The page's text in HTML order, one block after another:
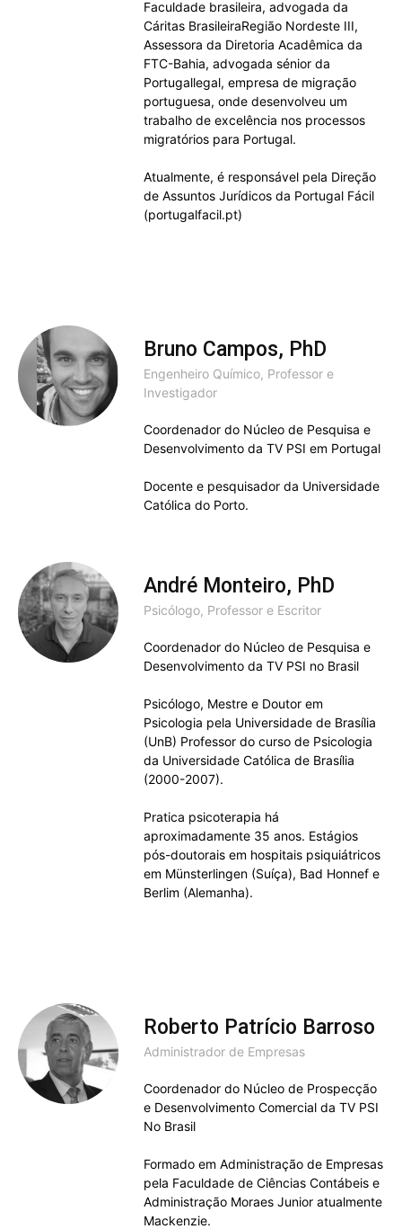
Faculdade brasileira, advogada da
Cáritas BrasileiraRegião Nordeste III,
Assessora da Diretoria Acadêmica da
FTC-Bahia, advogada sénior da
Portugallegal, empresa de migração
portuguesa, onde desenvolveu um
trabalho de excelência nos processos
migratórios para Portugal.
Atualmente, é responsável pela Direção
de Assuntos Jurídicos da Portugal Fácil
(portugalfacil.pt)
Bruno Campos, PhD
Engenheiro Químico, Professor e
Investigador
Coordenador do Núcleo de Pesquisa e
Desenvolvimento da TV PSI em Portugal
Docente e pesquisador da Universidade
Católica do Porto.
André Monteiro, PhD
Psicólogo, Professor e Escritor
Coordenador do Núcleo de Pesquisa e
Desenvolvimento da TV PSI no Brasil
Psicólogo, Mestre e Doutor em
Psicologia pela Universidade de Brasília
(UnB) Professor do curso de Psicologia
da Universidade Católica de Brasília
(2000-2007).
Pratica psicoterapia há
aproximadamente 35 anos. Estágios
pós-doutorais em hospitais psiquiátricos
em Münsterlingen (Suíça), Bad Honnef e
Berlim (Alemanha).
Roberto Patrício Barroso
Administrador de Empresas
Coordenador do Núcleo de Prospecção
e Desenvolvimento Comercial da TV PSI
No Brasil
Formado em Administração de Empresas
pela Faculdade de Ciências Contábeis e
Administração Moraes Junior atualmente
Mackenzie.